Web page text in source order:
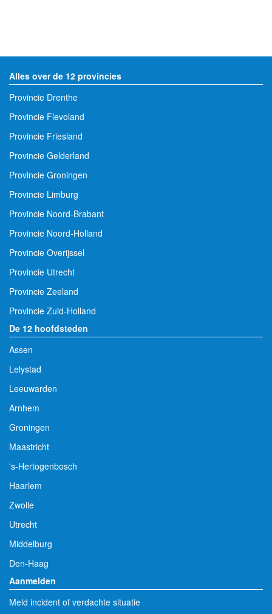
Alles over de 12 provincies
Provincie Drenthe
Provincie Flevoland
Provincie Friesland
Provincie Gelderland
Provincie Groningen
Provincie Limburg
Provincie Noord-Brabant
Provincie Noord-Holland
Provincie Overijssel
Provincie Utrecht
Provincie Zeeland
Provincie Zuid-Holland
De 12 hoofdsteden
Assen
Lelystad
Leeuwarden
Arnhem
Groningen
Maastricht
's-Hertogenbosch
Haarlem
Zwolle
Utrecht
Middelburg
Den-Haag
Aanmelden
Meld incident of verdachte situatie